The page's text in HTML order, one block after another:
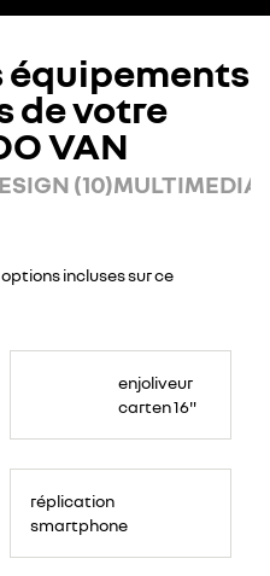
équipements
de votre
VAN
(10)MULTIMEDIA
incluses sur ce
enjoliveur
carten 16"
réplication
smartphone